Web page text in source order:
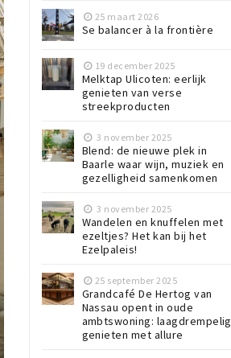
25 maart 2026
Se balancer à la frontière
19 december 2025
Melktap Ulicoten: eerlijk
genieten van verse
streekproducten
3 november 2025
Blend: de nieuwe plek in
Baarle waar wijn, muziek en
gezelligheid samenkomen
3 november 2025
Wandelen en knuffelen met
ezeltjes? Het kan bij het
Ezelpaleis!
25 september 2025
Grandcafé De Hertog van
Nassau opent in oude
ambtswoning: laagdrempelig
genieten met allure